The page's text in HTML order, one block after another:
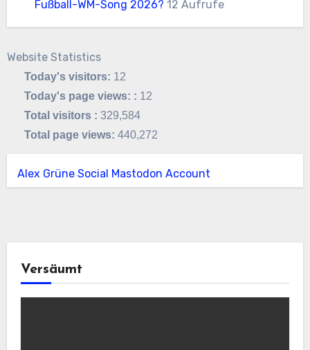
Fußball-WM-Song 2026? 12 Aufrufe
Website Statistics
Today's visitors: 12
Today's page views: : 12
Total visitors :329,584
Total page views:440,272
Alex Grüne Social Mastodon Account
Versäumt